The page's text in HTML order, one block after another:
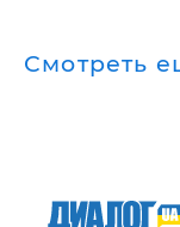
Смотреть